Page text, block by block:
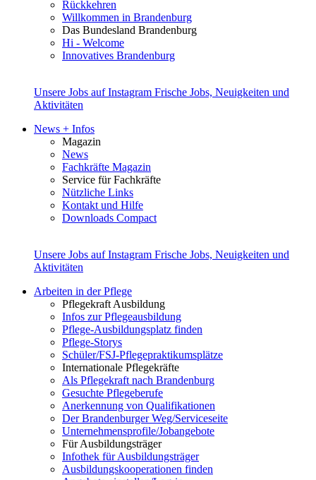
Rückkehren
Willkommen in Brandenburg
Das Bundesland Brandenburg
Hi - Welcome
Innovatives Brandenburg
Unsere Jobs auf Instagram Frische Jobs, Neuigkeiten und
Aktivitäten
News + Infos
Magazin
News
Fachkräfte Magazin
Service für Fachkräfte
Nützliche Links
Kontakt und Hilfe
Downloads Compact
Unsere Jobs auf Instagram Frische Jobs, Neuigkeiten und
Aktivitäten
Arbeiten in der Pflege
Pflegekraft Ausbildung
Infos zur Pflegeausbildung
Pflege-Ausbildungsplatz finden
Pflege-Storys
Schüler/FSJ-Pflegepraktikumsplätze
Internationale Pflegekräfte
Als Pflegekraft nach Brandenburg
Gesuchte Pflegeberufe
Anerkennung von Qualifikationen
Der Brandenburger Weg/Serviceseite
Unternehmensprofile/Jobangebote
Für Ausbildungsträger
Infothek für Ausbildungsträger
Ausbildungskooperationen finden